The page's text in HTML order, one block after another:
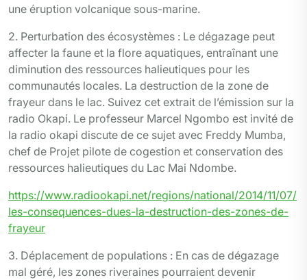
une éruption volcanique sous-marine.
2. Perturbation des écosystèmes : Le dégazage peut
affecter la faune et la flore aquatiques, entraînant une
diminution des ressources halieutiques pour les
communautés locales. La destruction de la zone de
frayeur dans le lac. Suivez cet extrait de l’émission sur la
radio Okapi. Le professeur Marcel Ngombo est invité de
la radio okapi discute de ce sujet avec Freddy Mumba,
chef de Projet pilote de cogestion et conservation des
ressources halieutiques du Lac Mai Ndombe.
https://www.radiookapi.net/regions/national/2014/11/07/
les-consequences-dues-la-destruction-des-zones-de-
frayeur
3. Déplacement de populations : En cas de dégazage
mal géré, les zones riveraines pourraient devenir